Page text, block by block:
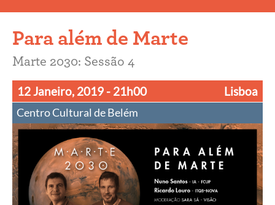
Para além de Marte
Marte 2030: Sessão 4
12 Janeiro, 2019 - 21h00 Lisboa
Centro Cultural de Belém